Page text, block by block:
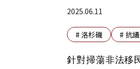
2025.06.11
#洛杉磯 # 抗議
針對掃蕩非法移